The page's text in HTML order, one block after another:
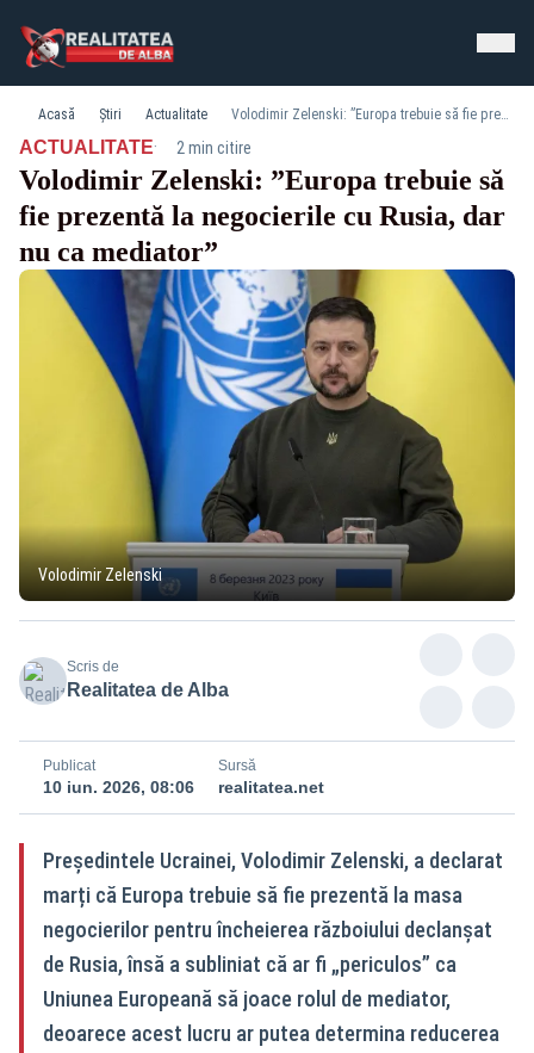
Acasă Știri Actualitate Volodimir Zelenski: ”Europa trebuie să fie prezentă la negocierile cu Rusia, dar nu ca mediator”
ACTUALITATE· 2 min citire
Volodimir Zelenski: ”Europa trebuie să
fie prezentă la negocierile cu Rusia, dar
nu ca mediator”
Volodimir Zelenski
Scris de
Realitatea de Alba
Publicat
10 iun. 2026, 08:06
Sursă
realitatea.net
Președintele Ucrainei, Volodimir Zelenski, a declarat
marți că Europa trebuie să fie prezentă la masa
negocierilor pentru încheierea războiului declanșat
de Rusia, însă a subliniat că ar fi „periculos” ca
Uniunea Europeană să joace rolul de mediator,
deoarece acest lucru ar putea determina reducerea